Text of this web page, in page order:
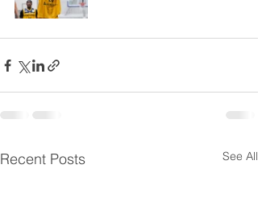
Recent Posts See All